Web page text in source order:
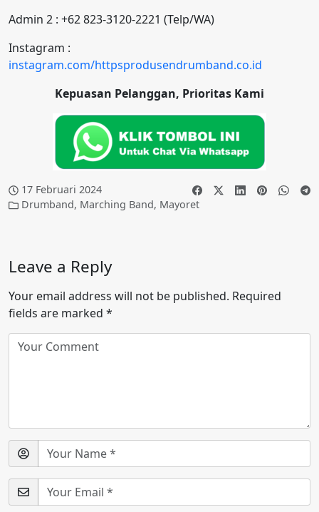
Admin 2 : +62 823-3120-2221 (Telp/WA)
Instagram :
instagram.com/httpsprodusendrumband.co.id
Kepuasan Pelanggan, Prioritas Kami
17 Februari 2024
Drumband, Marching Band, Mayoret
Leave a Reply
Your email address will not be published. Required
fields are marked *